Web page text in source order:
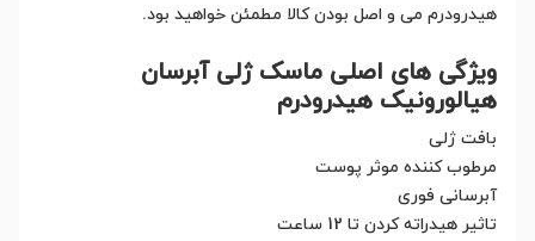
هیدرودرم می و اصل بودن کالا مطمئن خواهید بود.
ویژگی های اصلی ماسک ژلی آبرسان
هیالورونیک هیدرودرم
بافت ژلی
مرطوب کننده موثر پوست
آبرسانی فوری
تاثیر هیدراته کردن تا 12 ساعت